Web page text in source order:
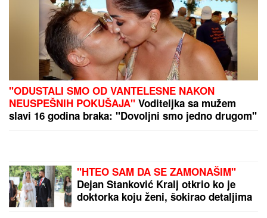
odbornica se uključila
preko ZUMA na sednicu,
a onda je nastala
haotična situacija:
Sileuta pod tušem
dodatno zapržila čorbu
by Aklamator
PREPORUKA ZA VAS